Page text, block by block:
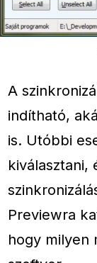
A
indítható,
is. Utóbbi
kiválasztani,
Previewra
hogy milyen